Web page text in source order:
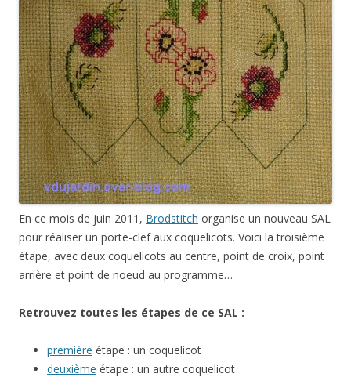
En ce mois de juin 2011, Brodstitch organise un nouveau SAL
pour réaliser un porte-clef aux coquelicots. Voici la troisième
étape, avec deux coquelicots au centre, point de croix, point
arrière et point de noeud au programme…
Retrouvez toutes les étapes de ce SAL :
première étape : un coquelicot
deuxième étape : un autre coquelicot